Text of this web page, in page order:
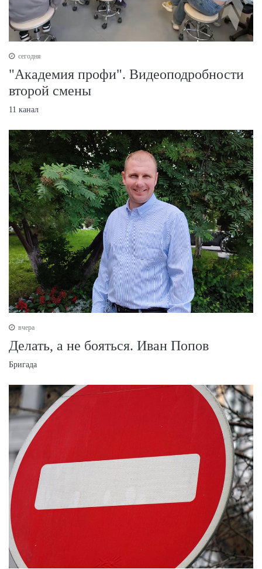
сегодня
"Академия профи". Видеоподробности
второй смены
11 канал
вчера
Делать, а не бояться. Иван Попов
Бригада